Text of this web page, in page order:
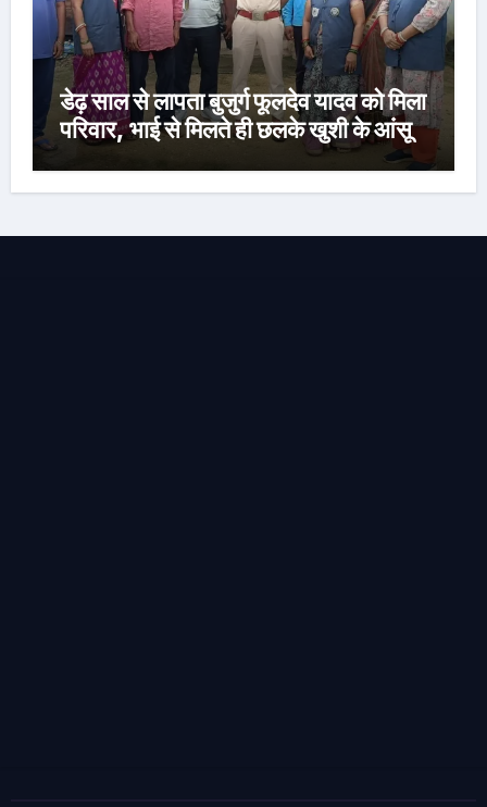
डेढ़ साल से लापता बुजुर्ग फूलदेव यादव को मिला
परिवार, भाई से मिलते ही छलके खुशी के आंसू